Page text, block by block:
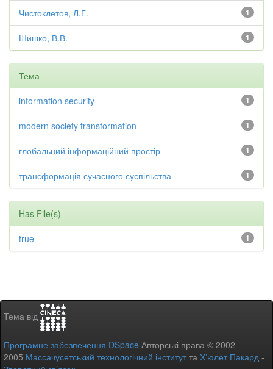
1
Чистоклетов, Л.Г.
1
Шишко, В.В.
Тема
1
information security
1
modern society transformation
1
глобальний інформаційний простір
1
трансформація сучасного суспільства
Has File(s)
1
true
Тема від
Програмне забезпечення DSpace Авторські права © 2002-
2005 Массачусетський технологічний інститутта Х’юлет Пакард -